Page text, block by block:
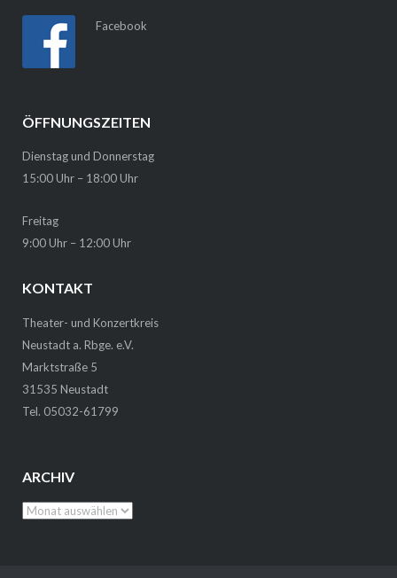
Facebook
ÖFFNUNGSZEITEN
Dienstag und Donnerstag
15:00 Uhr – 18:00 Uhr
Freitag
9:00 Uhr – 12:00 Uhr
KONTAKT
Theater- und Konzertkreis
Neustadt a. Rbge. e.V.
Marktstraße 5
31535 Neustadt
Tel. 05032-61799
ARCHIV
Archiv